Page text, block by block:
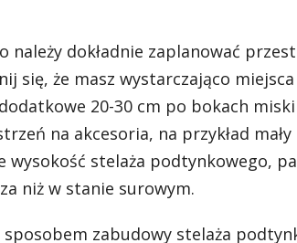
dokładnie zaplanować
się, że masz wystarczająco
20-30 cm po bokach miski
na akcesoria, na przykład mały
stelaża podtynkowego,
niż w stanie surowym.
zabudowy stelaża